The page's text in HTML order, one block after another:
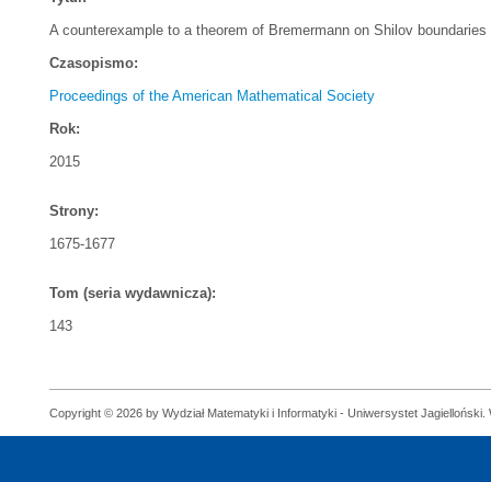
A counterexample to a theorem of Bremermann on Shilov boundaries
Czasopismo:
Proceedings of the American Mathematical Society
Rok:
2015
Strony:
1675-1677
Tom (seria wydawnicza):
143
Copyright © 2026 by Wydział Matematyki i Informatyki - Uniwersystet